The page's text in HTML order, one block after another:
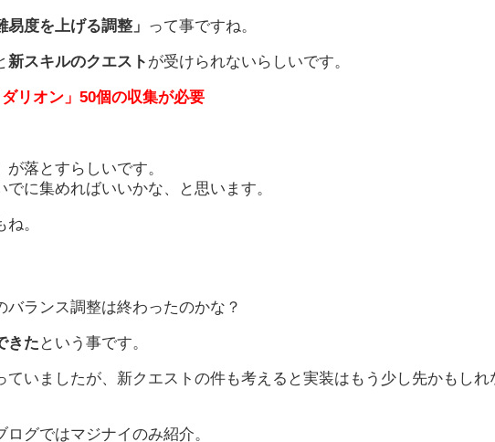
易度を上げる調整」 って事ですね。
新スキルのクエスト が受けられないらしいです。
リオン」50個の収集が必要
が落とすらしいです。
に集めればいいかな、と思います。
。
バランス調整は終わったのかな？
きた という事です。
ていましたが、新クエストの件も考えると実装はもう少し先かもしれ
グではマジナイのみ紹介。